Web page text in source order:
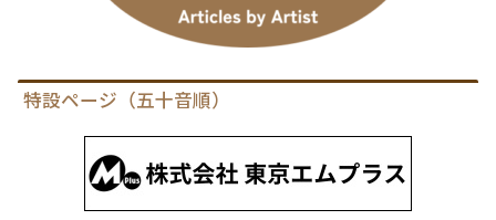
特設ページ（五十音順）